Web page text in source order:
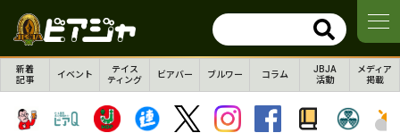
新着
記事
イベント
テイス
ティング
ビアバー ブルワー コラム
JBJA
活動
メディア
掲載